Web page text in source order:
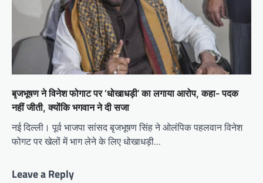
बृजभूषण ने विनेश फोगाट पर ‘धोखाधड़ी’ का लगाया आरोप, कहा- पदक
नहीं जीती, क्योंकि भगवान ने दी सजा
नई दिल्ली। पूर्व भाजपा सांसद बृजभूषण सिंह ने ओलंपिक पहलवान विनेश
फोगट पर खेलों में भाग लेने के लिए धोखाधड़ी…
Leave a Reply